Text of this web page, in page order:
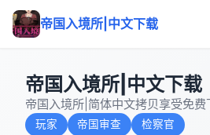
帝国入境所|中文下载
帝国入境所|中文下载
帝国入境所|简体中文拷贝享受免费
玩家 帝国审查 检察官